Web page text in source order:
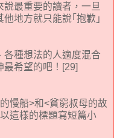
最重要的讀者，一旦
地方就只能說｢抱歉｣
種想法的人適度混合
希望的吧！[29]
慢船>和<貧窮叔母的故
這樣的標題寫短篇小